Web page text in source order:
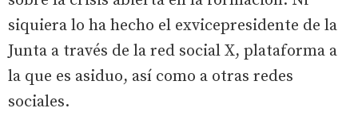
siquiera lo ha hecho el exvicepresidente de la
Junta a través de la red social X, plataforma a
la que es asiduo, así como a otras redes
sociales.